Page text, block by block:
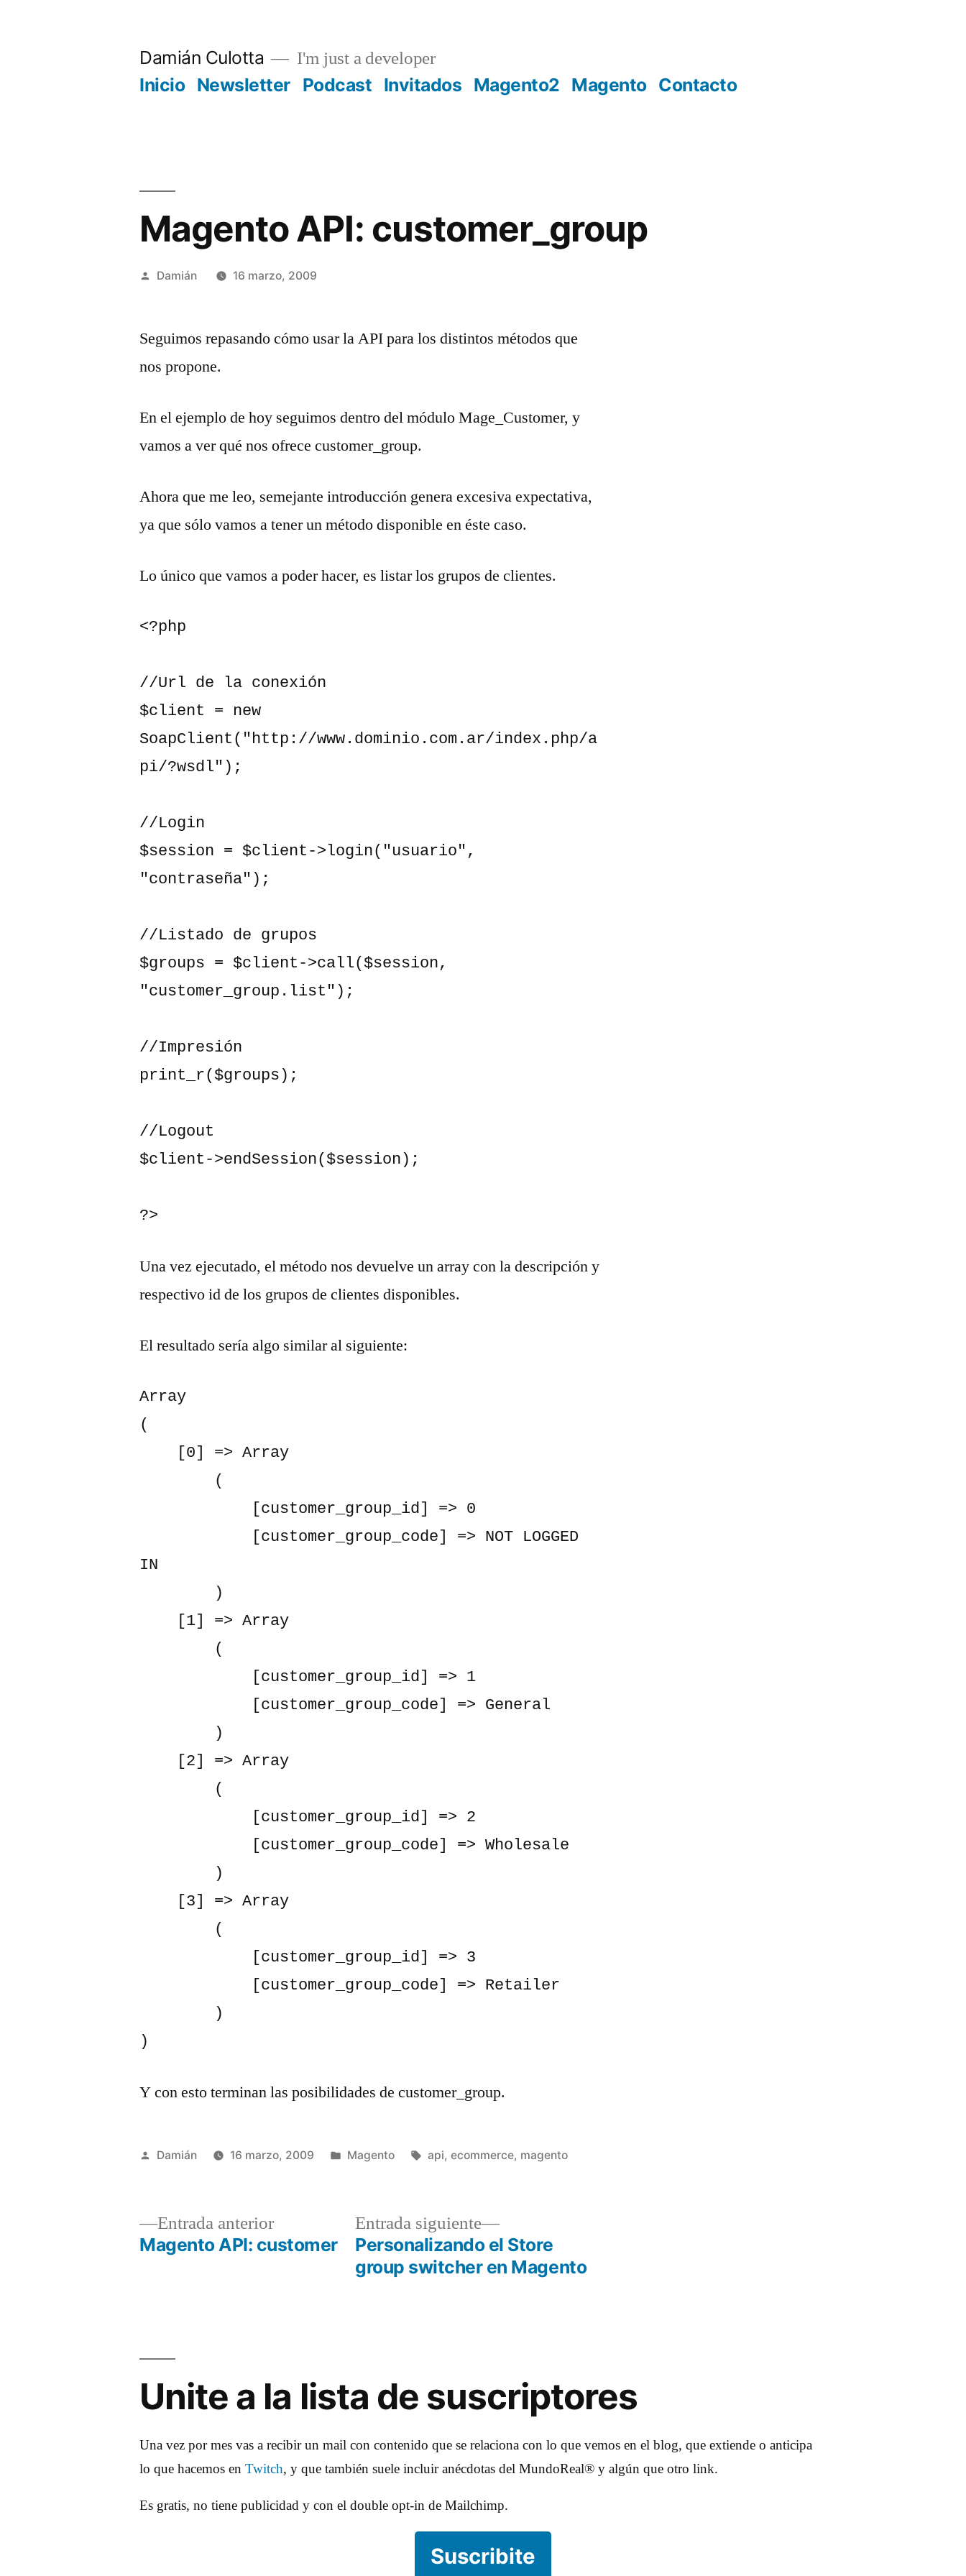
Damián Culotta I'm just a developer
Inicio Newsletter Podcast Invitados Magento2 Magento Contacto
Magento API: customer_group
Publicado
Damián 16 marzo, 2009
Seguimos repasando cómo usar la API para los distintos métodos que
nos propone.
En el ejemplo de hoy seguimos dentro del módulo Mage_Customer, y
vamos a ver qué nos ofrece customer_group.
Ahora que me leo, semejante introducción genera excesiva expectativa,
ya que sólo vamos a tener un método disponible en éste caso.
Lo único que vamos a poder hacer, es listar los grupos de clientes.
<?php
//Url de la conexión
$client = new
SoapClient("http://www.dominio.com.ar/index.php/a
pi/?wsdl");
//Login
$session = $client->login("usuario",
"contraseña");
//Listado de grupos
$groups = $client->call($session,
"customer_group.list");
//Impresión
print_r($groups);
//Logout
$client->endSession($session);
?>
Una vez ejecutado, el método nos devuelve un array con la descripción y
respectivo id de los grupos de clientes disponibles.
El resultado sería algo similar al siguiente:
Array
(
IN
)
Y con esto terminan las posibilidades de customer_group.
Publicado
Damián 16 marzo, 2009
Publicado
Magento Etiquetas:
api, ecommerce, magento
Navegación
entradas
Entrada anteriorEntrada
anterior:
Magento API: customer
Entrada siguiente
Entrada
siguiente:
Personalizando el Store
group switcher en Magento
Unite a la lista de suscriptores
Una vez por mes vas a recibir un mail con contenido que se relaciona con lo que vemos en el blog, que extiende o anticipa
lo que hacemos enTwitch, y que también suele incluir anécdotas del MundoReal® y algún que otro link.
Es gratis, no tiene publicidad y con el double opt-in de Mailchimp.
Suscribite